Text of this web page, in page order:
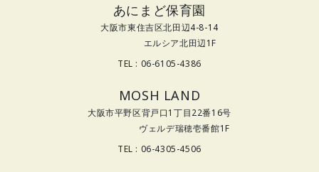
あにまど保育園
大阪市東住吉区北田辺4-8-14
エルシア北田辺1F
TEL : 06-6105-4386
MOSH LAND
大阪市平野区背戸口1丁目22番16号
ヴェルデ瑞穂壱番館1F
TEL : 06-4305-4506